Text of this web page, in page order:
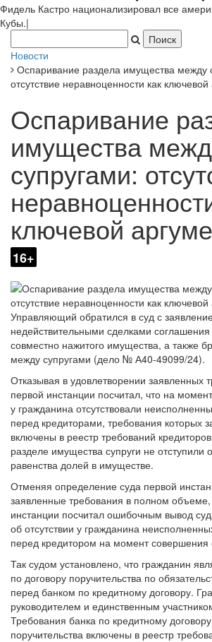
Фидель Кастро национализировал все
Оспаривание раздела имущества между
отсутствие неравноценности как ключевой
Оспаривание
имущества
супругами:
ключевой
16+
Управляющий обратился в суд с
недействительными сделками
совместно нажитого имущества, а также
между супругами (дело № А40-49099/24).
Отказывая в удовлетворении заявленных
первой инстанции посчитал, что на момент
у гражданина отсутствовали
перед кредиторами, требования которых
включены в реестр требований кредиторов
разделе имущества супруги не отступили
равенства долей в имуществе.
Отменяя определение суда первой
заявленные требования в полном
инстанции посчитал ошибочным вывод
об отсутствии у гражданина
перед кредитором на момент совершения
Так судом установлено, что гражданин
по договору поручительства по
перед банком по кредитному договору.
руководителем и единственным
Требования банка по кредитному
поручительства включены в реестр
основного заемщика и гражданина как